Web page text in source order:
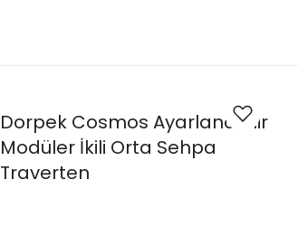
Dorpek Cosmos Ayarlanabilir
Modüler İkili Orta Sehpa
Traverten